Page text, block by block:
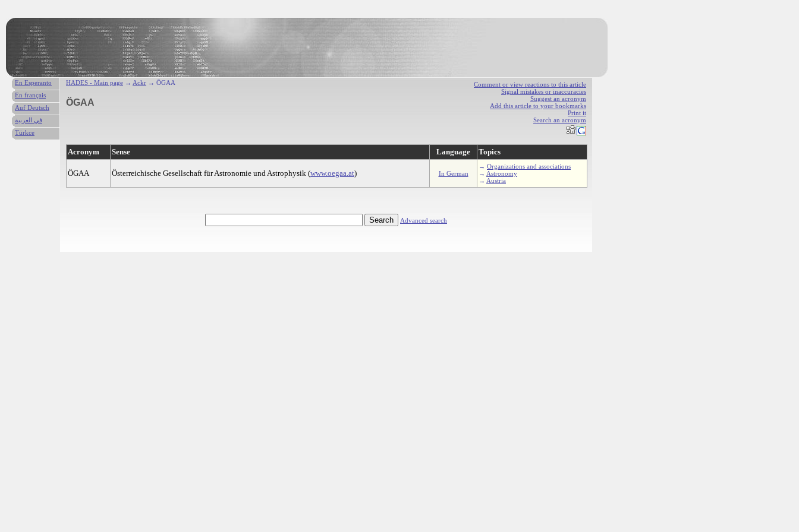
Comment or view reactions to this article
Signal mistakes or inaccuracies
Suggest an acronym
Add this article to your bookmarks
Print it
Search an acronym
HADES - Main page → Ackr → ÖGAA
ÖGAA
Acronym Sense Language Topics
ÖGAA Österreichische Gesellschaft für Astronomie und Astrophysik (www.oegaa.at) In German
→ Organizations and associations
→ Astronomy
→ Austria
Advanced search
En Esperanto
En français
Auf Deutsch
في العربية
Türkce